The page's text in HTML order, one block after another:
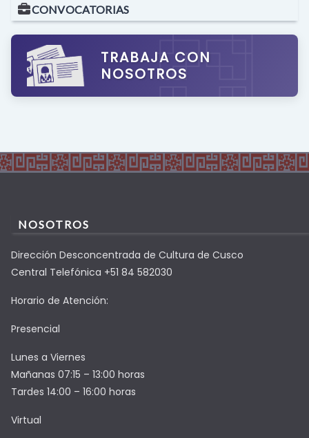
CONVOCATORIAS
TRABAJA CON
NOSOTROS
NOSOTROS
Dirección Desconcentrada de Cultura de Cusco
Central Telefónica +51 84 582030
Horario de Atención:
Presencial
Lunes a Viernes
Mañanas 07:15 – 13:00 horas
Tardes 14:00 – 16:00 horas
Virtual